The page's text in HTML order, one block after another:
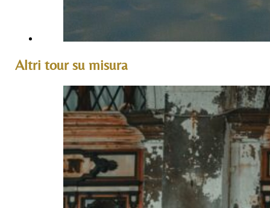
Altri tour su misura